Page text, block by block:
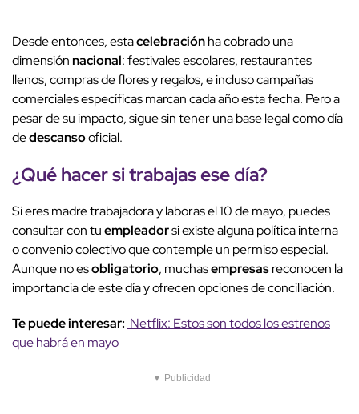
Desde entonces, estacelebraciónha cobrado una
dimensiónnacional: festivales escolares, restaurantes
llenos, compras de flores y regalos, e incluso campañas
comerciales específicas marcan cada año esta fecha. Pero a
pesar de su impacto, sigue sin tener una base legal como día
dedescansooficial.
¿Qué hacer sitrabajasese día?
Si eres madre trabajadora y laboras el 10 de mayo, puedes
consultar con tuempleadorsi existe alguna política interna
o convenio colectivo que contemple un permiso especial.
Aunque no esobligatorio, muchasempresasreconocen la
importancia de este día y ofrecen opciones de conciliación.
Te puede interesar: Netflix: Estos son todos los estrenos
que habrá en mayo
▼ Publicidad